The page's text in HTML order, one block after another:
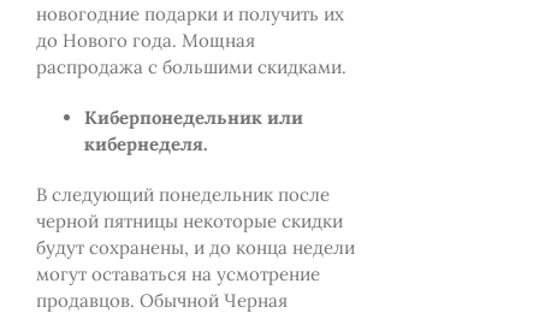
новогодние подарки и получить их
до Нового года. Мощная
распродажа с большими скидками.
Киберпонедельник или
кибернеделя.
В следующий понедельник после
черной пятницы некоторые скидки
будут сохранены, и до конца недели
могут оставаться на усмотрение
продавцов. Обычной Черная